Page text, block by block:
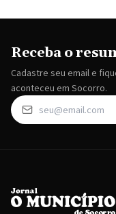
Receba o
Cadastre seu email e
aconteceu em Socorro.